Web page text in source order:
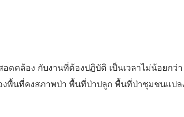
คล้อง กับงานที่ต้องปฏิบัติ เป็นเวลาไม่น้อยกว่
พื้นที่คงสภาพป่า พื้นที่ป่าปลูก พื้นที่ป่าชุมชนแปล